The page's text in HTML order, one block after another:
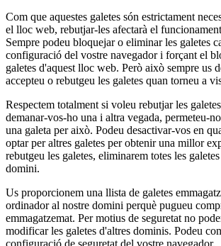
Com que aquestes galetes són estrictament
el lloc web, rebutjar-les afectarà el
Sempre podeu bloquejar o eliminar les galetes
configuració del vostre navegador i forçant el
galetes d'aquest lloc web. Però això sempre us
accepteu o rebutgeu les galetes quan torneu a
Respectem totalment si voleu rebutjar les
demanar-vos-ho una i altra vegada, permeteu-
una galeta per això. Podeu desactivar-vos en
optar per altres galetes per obtenir una millor
rebutgeu les galetes, eliminarem totes les
domini.
Us proporcionem una llista de galetes
ordinador al nostre domini perquè pugueu
emmagatzemat. Per motius de seguretat no
modificar les galetes d'altres dominis. Podeu